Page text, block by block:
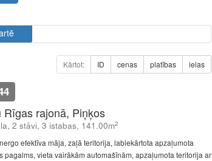
Kārtot: ID cenas platības ielas
Rīgas rajonā, Piņķos
2 stāvi, 3 istabas, 141.00m2
efektīva māja, zaļā teritorija, labiekārtota apzaļumota
pagalms, vieta vairākām automašīnām, apzaļumota teritorija ar